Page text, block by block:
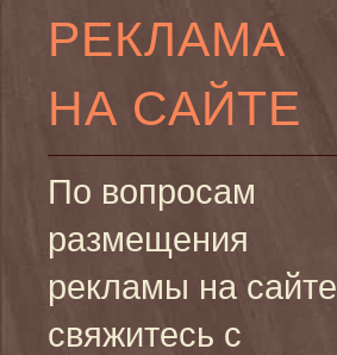
РЕКЛАМА
НА САЙТЕ
По вопросам
размещения
рекламы на сайте
свяжитесь с